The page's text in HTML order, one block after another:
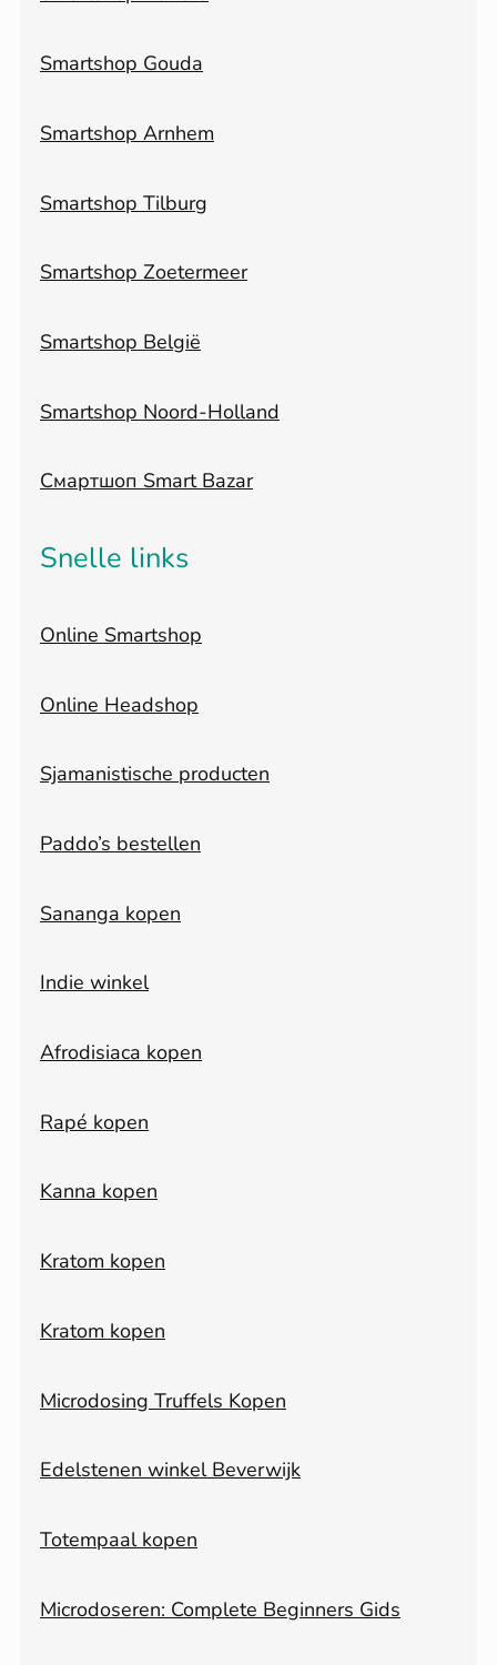
Smartshop Gouda
Smartshop Arnhem
Smartshop Tilburg
Smartshop Zoetermeer
Smartshop België
Smartshop Noord-Holland
Смартшоп Smart Bazar
Snelle links
Online Smartshop
Online Headshop
Sjamanistische producten
Paddo’s bestellen
Sananga kopen
Indie winkel
Afrodisiaca kopen
Rapé kopen
Kanna kopen
Kratom kopen
Kratom kopen
Microdosing Truffels Kopen
Edelstenen winkel Beverwijk
Totempaal kopen
Microdoseren: Complete Beginners Gids